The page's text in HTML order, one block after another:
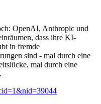
OpenAI, Anthropic und
dass ihre KI-
in fremde
sind - mal durch eine
mal durch eine